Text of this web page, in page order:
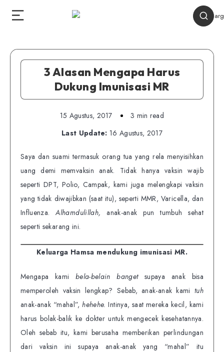
3 Alasan Mengapa Harus
Dukung Imunisasi MR
15 Agustus, 2017
3 min read
Last Update: 16 Agustus, 2017
Saya dan suami termasuk orang tua yang rela menyisihkan
uang demi memvaksin anak. Tidak hanya vaksin wajib
seperti DPT, Polio, Campak, kami juga melengkapi vaksin
yang tidak diwajibkan (saat itu), seperti MMR, Varicella, dan
Influenza.Alhamdulillah, anak-anak pun tumbuh sehat
seperti sekarang ini.
Keluarga Hamsa mendukung imunisasi MR.
Mengapa kami bela-belain bangetsupaya anak bisa
memperoleh vaksin lengkap? Sebab, anak-anak kami tuh
anak-anak “mahal”,hehehe. Intinya, saat mereka kecil, kami
harus bolak-balik ke dokter untuk mengecek kesehatannya.
Oleh sebab itu, kami berusaha memberikan perlindungan
dari vaksin ini supaya anak-anak yang “mahal” itu